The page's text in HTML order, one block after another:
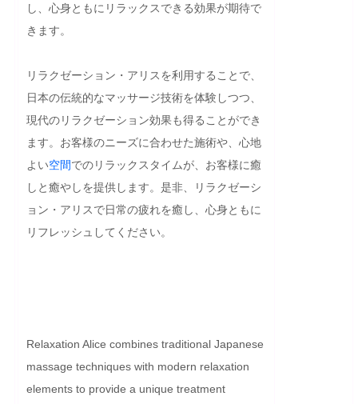
し、心身ともにリラックスできる効果が期待で
きます。
リラクゼーション・アリスを利用することで、
日本の伝統的なマッサージ技術を体験しつつ、
現代のリラクゼーション効果も得ることができ
ます。お客様のニーズに合わせた施術や、心地
よい空間でのリラックスタイムが、お客様に癒
しと癒やしを提供します。是非、リラクゼーシ
ョン・アリスで日常の疲れを癒し、心身ともに
リフレッシュしてください。
Relaxation Alice combines traditional Japanese
massage techniques with modern relaxation
elements to provide a unique treatment